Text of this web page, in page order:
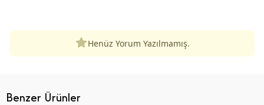
Henüz Yorum Yazılmamış.
Benzer Ürünler